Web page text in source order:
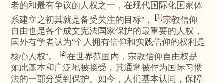
老的和最有争议的人权之一，在现代国际化国家体
系建立之初其就是备受关注的目标”，
[1]宗教信仰
自由也是各个成文宪法国家保护的最重要的人权，
国外有学者认为“个人拥有信仰和实践信仰的权利是
核心人权”。
[2]在世界范围内，宗教信仰自由权是
如此基本和广泛地被接受，其通常被作为国际习惯
法的一部分受到保护。如今，人们基本认同，保障